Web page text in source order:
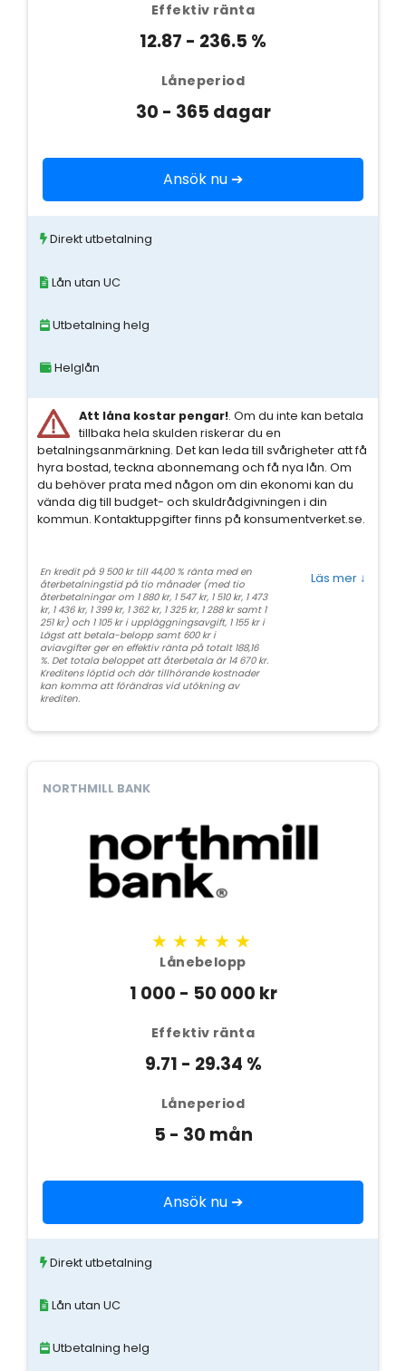
Effektiv ränta
12.87 - 236.5 %
Låneperiod
30 - 365 dagar
Ansök nu ➔
Direkt utbetalning
Lån utan UC
Utbetalning helg
Helglån
Att låna kostar pengar!. Om du inte kan betala
tillbaka hela skulden riskerar du en
betalningsanmärkning. Det kan leda till svårigheter att få
hyra bostad, teckna abonnemang och få nya lån. Om
du behöver prata med någon om din ekonomi kan du
vända dig till budget- och skuldrådgivningen i din
kommun. Kontaktuppgifter finns på konsumentverket.se.
En kredit på 9 500 kr till 44,00 % ränta med en
återbetalningstid på tio månader (med tio
återbetalningar om 1 880 kr, 1 547 kr, 1 510 kr, 1 473
kr, 1 436 kr, 1 399 kr, 1 362 kr, 1 325 kr, 1 288 kr samt 1
251 kr) och 1 105 kr i uppläggningsavgift, 1 155 kr i
Lägst att betala-belopp samt 600 kr i
aviavgifter ger en effektiv ränta på totalt 188,16
%. Det totala beloppet att återbetala är 14 670 kr.
Kreditens löptid och där tillhörande kostnader
kan komma att förändras vid utökning av
krediten.
Läs mer ↓
NORTHMILL BANK
★★★★★
Lånebelopp
1 000 - 50 000 kr
Effektiv ränta
9.71 - 29.34 %
Låneperiod
5 - 30 mån
Ansök nu ➔
Direkt utbetalning
Lån utan UC
Utbetalning helg